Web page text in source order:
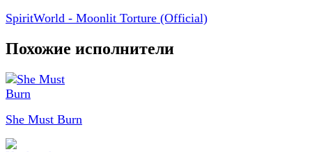
SpiritWorld - Moonlit Torture (Official)
Похожие исполнители
She Must Burn